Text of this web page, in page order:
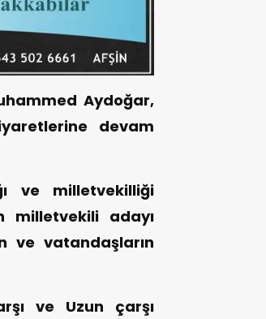
Aydoğar,
devam
ve milletvekilliği
milletvekili adayı
ve vatandaşların
ve Uzun çarşı